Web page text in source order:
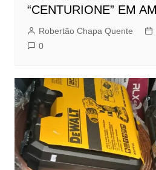
“CENTURIONE” EM
Robertão Chapa Quente
0